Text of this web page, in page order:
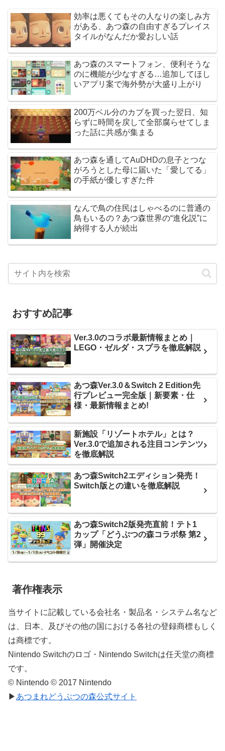
効率は悪くてもその人なりの楽しみ方
がある、あつ森の自由すぎるプレイス
タイルがなんだか愛おしい話
あつ森のスマートフォン、便利そうな
のに機能が少なすぎる…追加してほし
いアプリ案で海外勢が大盛り上がり
200万ベル分のカブを買った翌日、知
らずに時間を戻して全部腐らせてしま
った話に共感が集まる
あつ森を通してAuDHDの息子とつな
がろうとした母に届いた「愛してる」
の手紙が優しすぎた件
なんで鳥の住民はしゃべるのに普通の
鳥もいるの？あつ森世界の“進化説”に
納得する人が続出
おすすめ記事
Ver.3.0のコラボ最新情報まとめ｜
LEGO・ゼルダ・スプラを徹底解説
あつ森Ver.3.0＆Switch 2 Edition先
行プレビュー完全版｜新要素・仕
様・最新情報まとめ!
新施設「リゾートホテル」とは？
Ver.3.0で追加される注目コンテンツ
を徹底解説
あつ森Switch2エディション発売！
Switch版との違いを徹底解説
あつ森Switch2版発売直前！テト1
カップ「どうぶつの森コラボ祭 第2
弾」開催決定
著作権表示
当サイトに記載している会社名・製品名・システム名など
は、日本、及びその他の国における各社の登録商標もしく
は商標です。
Nintendo Switchのロゴ・Nintendo Switchは任天堂の商標
です。
© Nintendo © 2017 Nintendo
▶ あつまれどうぶつの森公式サイト